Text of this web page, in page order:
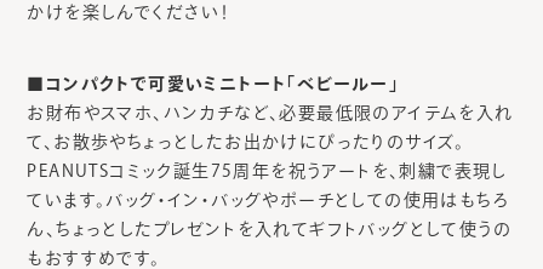
かけを楽しんでください！
■コンパクトで可愛いミニトート「ベビールー」
お財布やスマホ、ハンカチなど、必要最低限のアイテムを入れ
て、お散歩やちょっとしたお出かけにぴったりのサイズ。
PEANUTSコミック誕生75周年を祝うアートを、刺繍で表現し
ています。バッグ・イン・バッグやポーチとしての使用はもちろ
ん、ちょっとしたプレゼントを入れてギフトバッグとして使うの
もおすすめです。